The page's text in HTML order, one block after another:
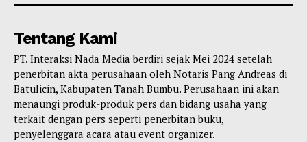
Tentang Kami
PT. Interaksi Nada Media berdiri sejak Mei 2024 setelah
penerbitan akta perusahaan oleh Notaris Pang Andreas di
Batulicin, Kabupaten Tanah Bumbu. Perusahaan ini akan
menaungi produk-produk pers dan bidang usaha yang
terkait dengan pers seperti penerbitan buku,
penyelenggara acara atau event organizer.